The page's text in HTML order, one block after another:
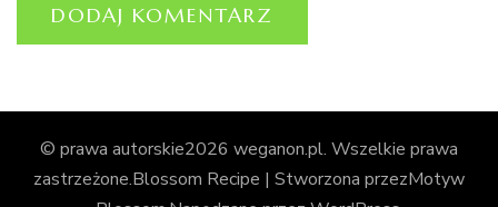
© prawa autorskie2026 weganon.pl. Wszelkie prawa
zastrzeżone.Blossom Recipe | Stworzona przezMotyw